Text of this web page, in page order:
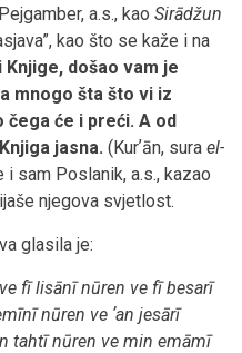
a.s., kao Sirādžun
kao što se kaže i na
Knjige, došao vam je
mnogo šta što vi iz
će i preći. A od
jasna. (Kurʼān, sura el-
sam Poslanik, a.s., kazao
njegova svjetlost.
glasila je:
fī lisānī nūren ve fī besarī
nūren ve ʼan jesārī
tahtī nūren ve min emāmī